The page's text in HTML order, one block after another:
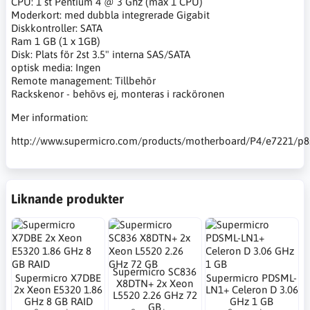
Moderkort: med dubbla integrerade Gigabit
Diskkontroller: SATA
Ram 1 GB (1 x 1GB)
Disk: Plats för 2st 3.5" interna SAS/SATA
optisk media: Ingen
Remote management: Tillbehör
Rackskenor - behövs ej, monteras i racköronen
Mer information:
http://www.supermicro.com/products/motherboard/P4/e7221/
Liknande produkter
Supermicro X7DBE
2x Xeon E5320 1.86
GHz 8 GB RAID
Supermicro SC836
X8DTN+ 2x Xeon
L5520 2.26 GHz 72
GB
Supermicro PDSML-
LN1+ Celeron D 3.06
GHz 1 GB